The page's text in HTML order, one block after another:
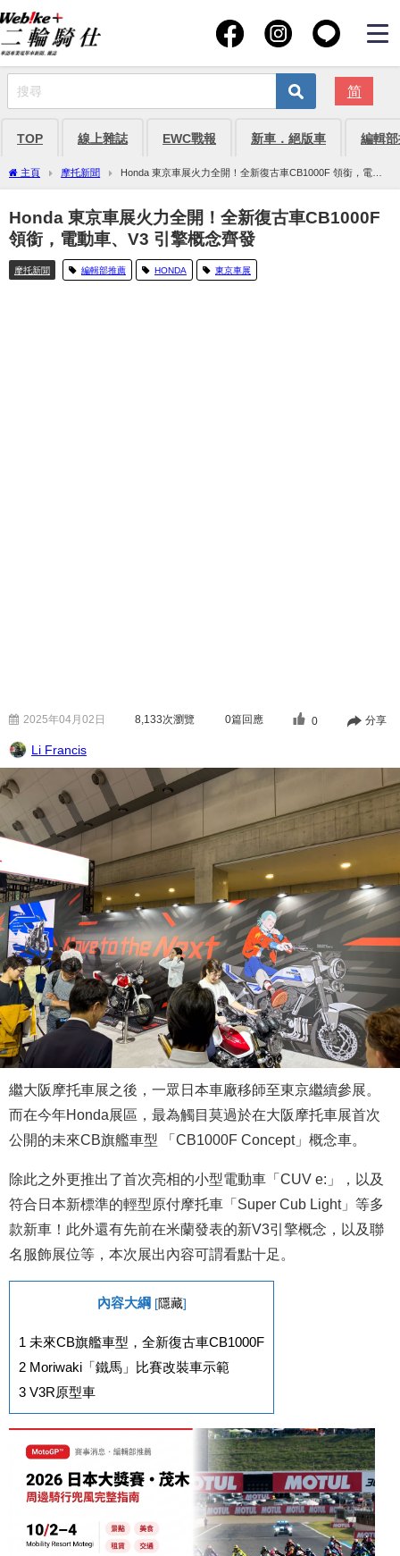
简
TOP 線上雜誌 EWC戰報 新車．絕版車 編輯
主頁 摩托新聞
Honda 東京車展火力全開！全新復古車CB1000F 領銜，電動
車、V3 引擎概念齊發
Honda 東京車展火力全開！全新復古車CB1000F
領銜，電動車、V3 引擎概念齊發
摩托新聞 編輯部推薦 HONDA 東京車展
2025年04月02日 8,133次瀏覽 0篇回應 0 分享
Li Francis
繼大阪摩托車展之後，一眾日本車廠移師至東京繼續參展。
而在今年Honda展區，最為觸目莫過於在大阪摩托車展首次
公開的未來CB旗艦車型 「CB1000F Concept」概念車。
除此之外更推出了首次亮相的小型電動車「CUV e:」，以及
符合日本新標準的輕型原付摩托車「Super Cub Light」等多
款新車！此外還有先前在米蘭發表的新V3引擎概念，以及聯
名服飾展位等，本次展出內容可謂看點十足。
內容大綱 [隱藏]
1 未來CB旗艦車型，全新復古車CB1000F
2 Moriwaki「鐵馬」比賽改裝車示範
3 V3R原型車